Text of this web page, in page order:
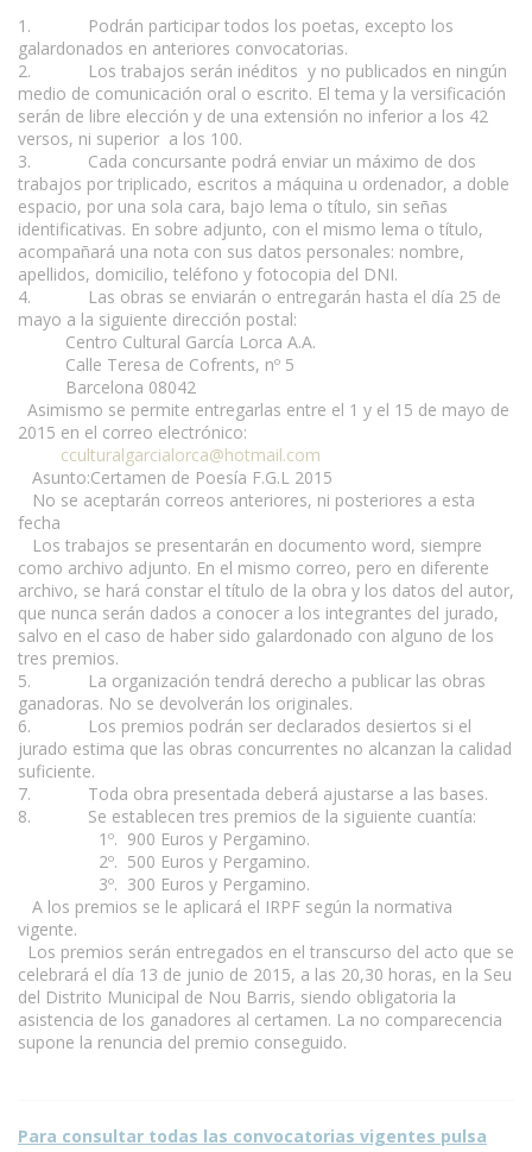
1. Podrán participar todos los poetas, excepto los
galardonados en anteriores convocatorias.
2. Los trabajos serán inéditos y no publicados en ningún
medio de comunicación oral o escrito. El tema y la versificación
serán de libre elección y de una extensión no inferior a los 42
versos, ni superior a los 100.
3. Cada concursante podrá enviar un máximo de dos
trabajos por triplicado, escritos a máquina u ordenador, a doble
espacio, por una sola cara, bajo lema o título, sin señas
identificativas. En sobre adjunto, con el mismo lema o título,
acompañará una nota con sus datos personales: nombre,
apellidos, domicilio, teléfono y fotocopia del DNI.
4. Las obras se enviarán o entregarán hasta el día 25 de
mayo a la siguiente dirección postal:
Centro Cultural García Lorca A.A.
Calle Teresa de Cofrents, nº 5
Barcelona 08042
Asimismo se permite entregarlas entre el 1 y el 15 de mayo de
2015 en el correo electrónico:
cculturalgarcialorca@hotmail.com
Asunto:Certamen de Poesía F.G.L 2015
No se aceptarán correos anteriores, ni posteriores a esta
fecha
Los trabajos se presentarán en documento word, siempre
como archivo adjunto. En el mismo correo, pero en diferente
archivo, se hará constar el título de la obra y los datos del autor,
que nunca serán dados a conocer a los integrantes del jurado,
salvo en el caso de haber sido galardonado con alguno de los
tres premios.
5. La organización tendrá derecho a publicar las obras
ganadoras. No se devolverán los originales.
6. Los premios podrán ser declarados desiertos si el
jurado estima que las obras concurrentes no alcanzan la calidad
suficiente.
7. Toda obra presentada deberá ajustarse a las bases.
8. Se establecen tres premios de la siguiente cuantía:
1º. 900 Euros y Pergamino.
2º. 500 Euros y Pergamino.
3º. 300 Euros y Pergamino.
A los premios se le aplicará el IRPF según la normativa
vigente.
Los premios serán entregados en el transcurso del acto que se
celebrará el día 13 de junio de 2015, a las 20,30 horas, en la Seu
del Distrito Municipal de Nou Barris, siendo obligatoria la
asistencia de los ganadores al certamen. La no comparecencia
supone la renuncia del premio conseguido.
Para consultar todas las convocatorias vigentes pulsa